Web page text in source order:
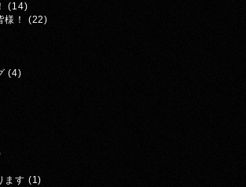
(14)
！
(22)
(4)
ます (1)